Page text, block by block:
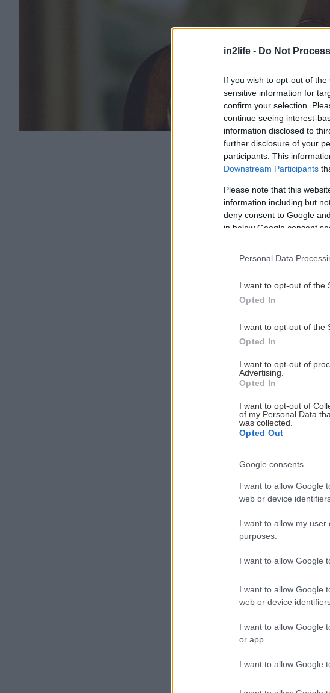
in2life - Do Not
If you wish to opt-out of
sensitive information for
confirm your selection.
continue seeing interest-
information disclosed to
further disclosure of your
participants. This
Downstream Participants
Please note that this
information including but
deny consent to Google
in below Google consent
Personal Data
I want to opt-out of the
Opted In
I want to opt-out of the
Opted In
I want to opt-out of
Advertising.
Opted In
I want to opt-out of
of my Personal Data
was collected.
Opted Out
Google consents
I want to allow Google
web or device
I want to allow my
purposes.
I want to allow Google
I want to allow Google
web or device
I want to allow Google
or app.
I want to allow Google
Θ
α ήσουν
Με αυτή τη
avant-première της νέας
του Λος Άντζελες να
πραγματοποιηθεί στον
πριν από την επίσημη